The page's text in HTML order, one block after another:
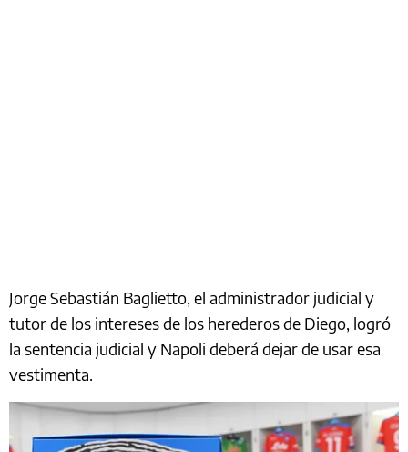
Jorge Sebastián Baglietto, el administrador judicial y
tutor de los intereses de los herederos de Diego, logró
la sentencia judicial y Napoli deberá dejar de usar esa
vestimenta.